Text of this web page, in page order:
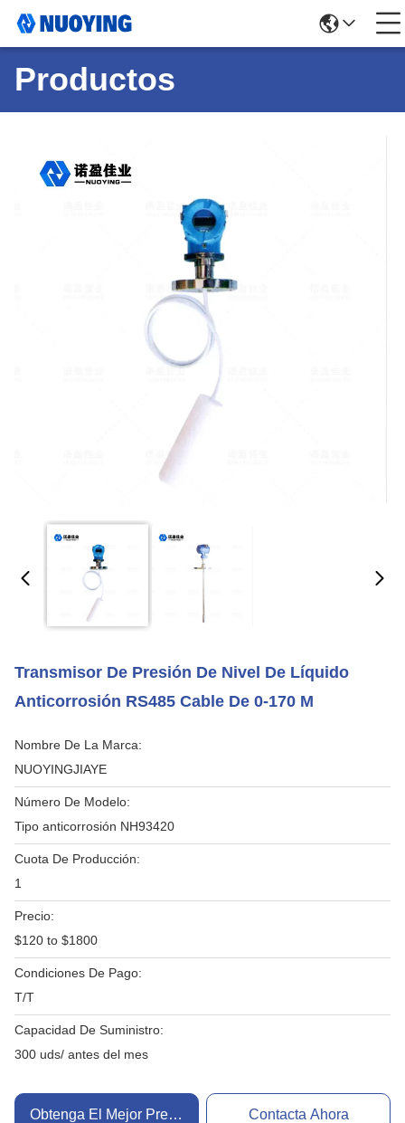
Productos
Transmisor De Presión De Nivel De Líquido
Anticorrosión RS485 Cable De 0-170 M
Nombre De La Marca:
NUOYINGJIAYE
Número De Modelo:
Tipo anticorrosión NH93420
Cuota De Producción:
1
Precio:
$120 to $1800
Condiciones De Pago:
T/T
Capacidad De Suministro:
300 uds/ antes del mes
Obtenga El Mejor Precio Contacta Ahora